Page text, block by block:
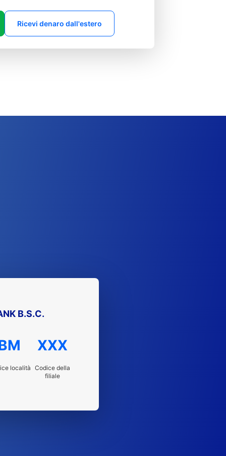
Ricevi denaro dall'estero
B.S.C.
località
XXX
Codice della
filiale